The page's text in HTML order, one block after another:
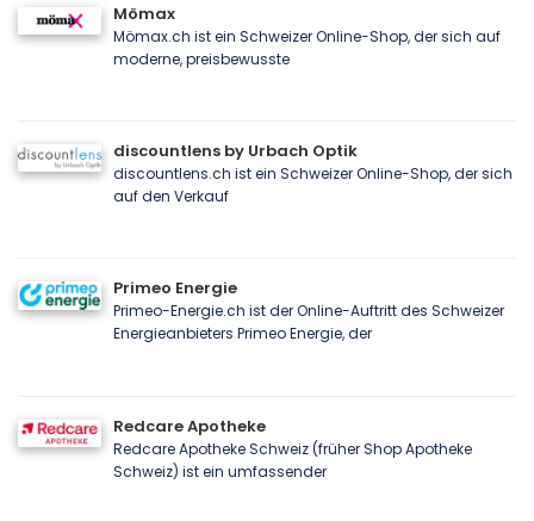
Mömax
Mömax.ch ist ein Schweizer Online-Shop, der sich auf
moderne, preisbewusste
discountlens by Urbach Optik
discountlens.ch ist ein Schweizer Online-Shop, der sich
auf den Verkauf
Primeo Energie
Primeo-Energie.ch ist der Online-Auftritt des Schweizer
Energieanbieters Primeo Energie, der
Redcare Apotheke
Redcare Apotheke Schweiz (früher Shop Apotheke
Schweiz) ist ein umfassender